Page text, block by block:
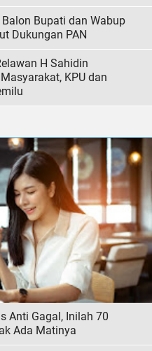
Bupati dan Wabup
Dukungan PAN
H Sahidin
KPU dan
Anti Gagal, Inilah 70
Ada Matinya